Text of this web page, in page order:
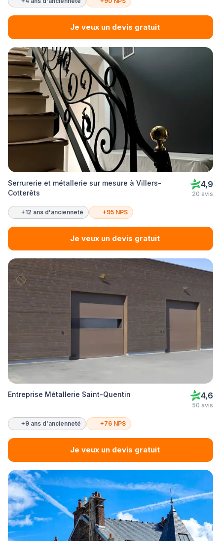
Je veux un devis gratuit
Serrurerie et métallerie sur mesure à Villers-
Cotterêts
4,9
20 avis
+12 ans d'ancienneté +95 NPS
Je veux un devis gratuit
Entreprise Métallerie Saint-Quentin 4,6
50 avis
+9 ans d'ancienneté +76 NPS
Je veux un devis gratuit